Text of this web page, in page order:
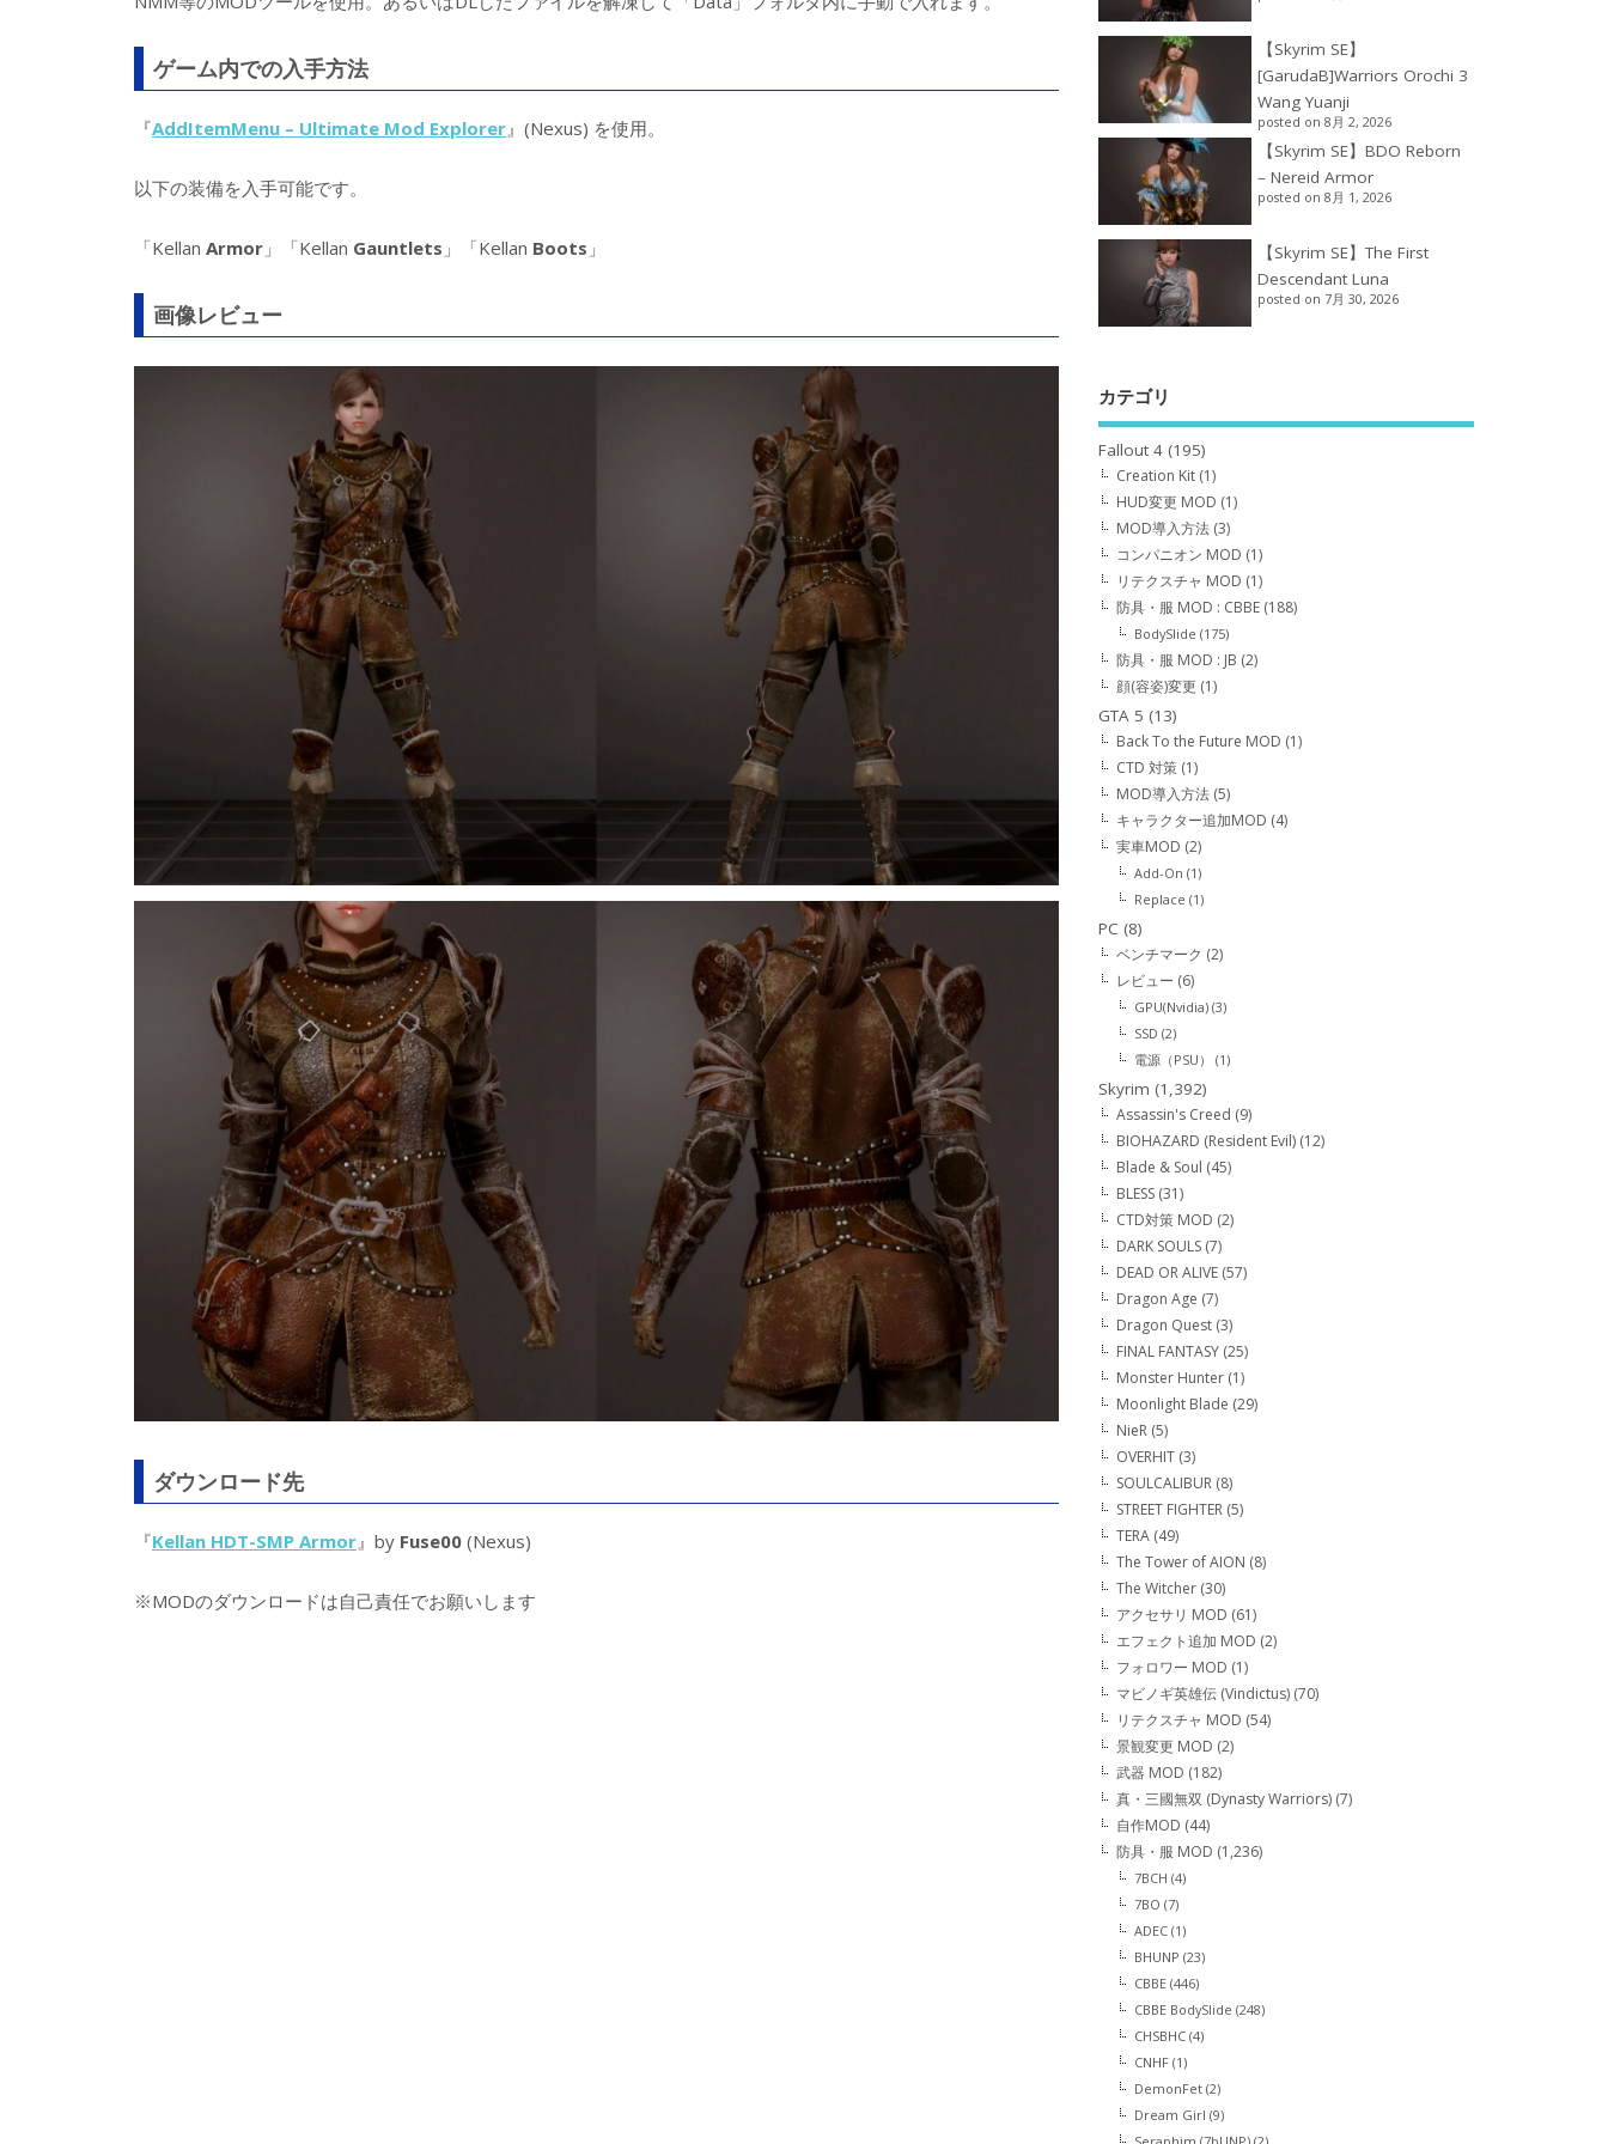
ゲーム内での入手方法
『AddItemMenu – Ultimate Mod Explorer 』(Nexus) を使用。
以下の装備を入手可能です。
「Kellan Armor 」「Kellan Gauntlets 」「Kellan Boots 」
画像レビュー
ダウンロード先
『Kellan HDT-SMP Armor 』by Fuse00 (Nexus)
※MODのダウンロードは自己責任でお願いします
【Skyrim SE】
[GarudaB]Warriors Orochi 3
Wang Yuanji
posted on 8月 2, 2026
【Skyrim SE】BDO Reborn
– Nereid Armor
posted on 8月 1, 2026
【Skyrim SE】The First
Descendant Luna
posted on 7月 30, 2026
カテゴリ
Fallout 4 (195)
Creation Kit (1)
HUD変更 MOD (1)
MOD導入方法 (3)
コンパニオン MOD (1)
リテクスチャ MOD (1)
防具・服 MOD : CBBE (188)
BodySlide (175)
防具・服 MOD : JB (2)
顔(容姿)変更 (1)
GTA 5 (13)
Back To the Future MOD (1)
CTD 対策 (1)
MOD導入方法 (5)
キャラクター追加MOD (4)
実車MOD (2)
Add-On (1)
Replace (1)
PC (8)
ベンチマーク (2)
レビュー (6)
GPU(Nvidia) (3)
SSD (2)
電源（PSU）
(1)
Skyrim (1,392)
Assassin's Creed (9)
BIOHAZARD (Resident Evil) (12)
Blade & Soul (45)
BLESS (31)
CTD対策 MOD (2)
DARK SOULS (7)
DEAD OR ALIVE (57)
Dragon Age (7)
Dragon Quest (3)
FINAL FANTASY (25)
Monster Hunter (1)
Moonlight Blade (29)
NieR (5)
OVERHIT (3)
SOULCALIBUR (8)
STREET FIGHTER (5)
TERA (49)
The Tower of AION (8)
The Witcher (30)
アクセサリ MOD (61)
エフェクト追加 MOD (2)
フォロワー MOD (1)
マビノギ英雄伝 (Vindictus) (70)
リテクスチャ MOD (54)
景観変更 MOD (2)
武器 MOD (182)
真・三國無双 (Dynasty Warriors) (7)
自作MOD (44)
防具・服 MOD (1,236)
7BCH (4)
7BO (7)
ADEC (1)
BHUNP (23)
CBBE (446)
CBBE BodySlide (248)
CHSBHC (4)
CNHF (1)
DemonFet (2)
Dream Girl (9)